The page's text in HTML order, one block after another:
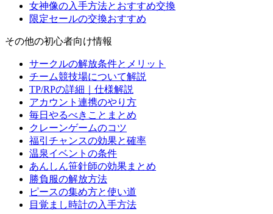
女神像の入手方法とおすすめ交換
限定セールの交換おすすめ
その他の初心者向け情報
サークルの解放条件とメリット
チーム競技場について解説
TP/RPの詳細｜仕様解説
アカウント連携のやり方
毎日やるべきことまとめ
クレーンゲームのコツ
福引チャンスの効果と確率
温泉イベントの条件
あんしん笹針師の効果まとめ
勝負服の解放方法
ピースの集め方と使い道
目覚まし時計の入手方法